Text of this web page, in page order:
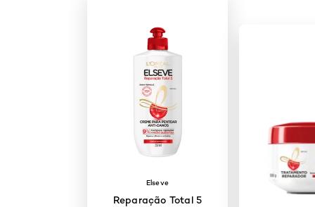
Elseve
Reparação Total 5